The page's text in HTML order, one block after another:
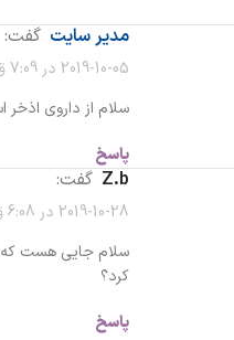
مدیر سایت گفت:
2019-10-05 در 7:09 ق.ظ
سلام از داروی اذخر
پاسخ
Z.b گفت:
2019-10-28 در 6:08 ق.ظ
سلام جایی هست که
کرد؟
پاسخ